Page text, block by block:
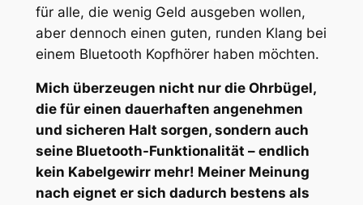
für alle, die wenig Geld ausgeben wollen,
aber dennoch einen guten, runden Klang bei
einem Bluetooth Kopfhörer haben möchten.
Mich überzeugen nicht nur die Ohrbügel,
die für einen dauerhaften angenehmen
und sicheren Halt sorgen, sondern auch
seine Bluetooth-Funktionalität – endlich
kein Kabelgewirr mehr! Meiner Meinung
nach eignet er sich dadurch bestens als